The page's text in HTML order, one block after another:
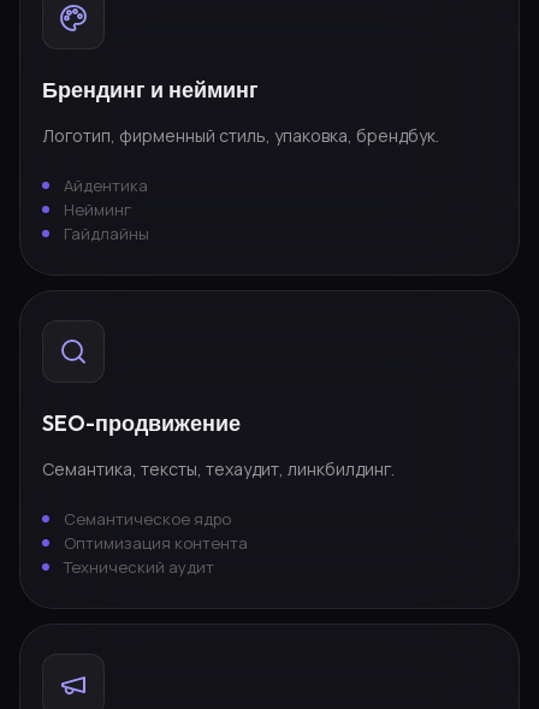
Брендинг и нейминг
Логотип, фирменный стиль, упаковка, брендбук.
Айдентика
Нейминг
Гайдлайны
SEO-продвижение
Семантика, тексты, техаудит, линкбилдинг.
Семантическое ядро
Оптимизация контента
Технический аудит